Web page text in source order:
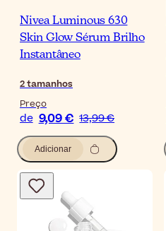
Nivea Luminous 630
Skin Glow Sérum Brilho
Instantâneo
2tamanhos
Preço
de 9,09 € 13,99 €
Adicionar